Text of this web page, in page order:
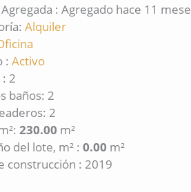
: Agregado hace 11
: Alquiler
: Activo
: 2
baños: 2
: 2
: 230.00 m²
del lote, m² : 0.00 m²
construcción : 2019